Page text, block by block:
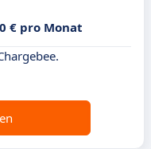
€ pro Monat